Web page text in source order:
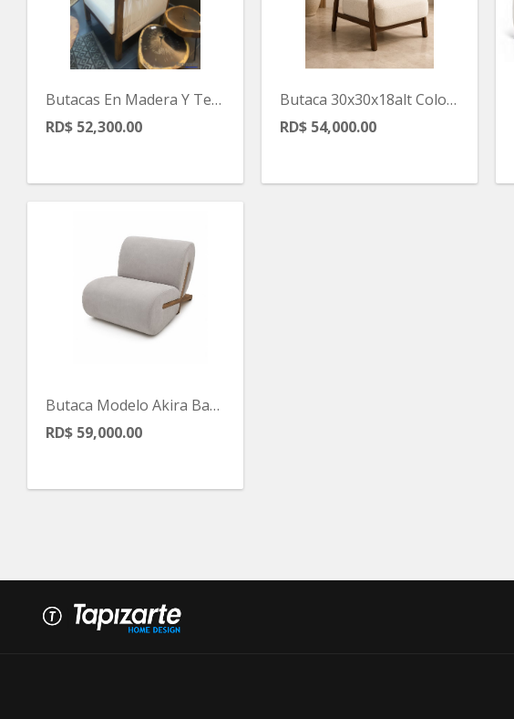
Butacas En Madera Y Tejida
RD$ 52,300.00
Butaca 30x30x18alt Color Brazil Con Braso
RD$ 54,000.00
Butaca Modelo Akira Base X Color Gris
RD$ 59,000.00